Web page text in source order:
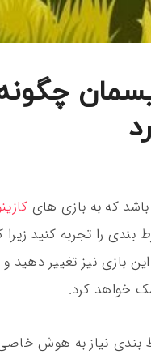
که به بازی های
را تجربه کنید
بازی نیز تغییر دهید
خواهد کرد.
نیاز به هوش خاصی